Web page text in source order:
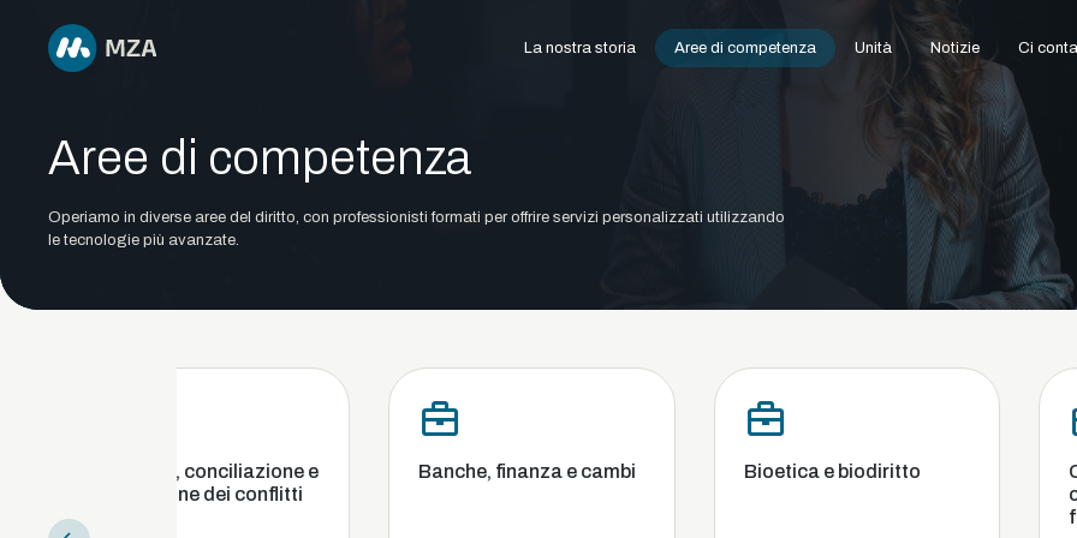
La nostra storia Aree di competenza Unità Notizie Ci
Aree di competenza
Operiamo in diverse aree del diritto, con professionisti formati per offrire servizi personalizzati utilizzando
le tecnologie più avanzate.
conciliazione e
dei conflitti
Banche, finanza e cambi Bioetica e biodiritto
Commerciale,